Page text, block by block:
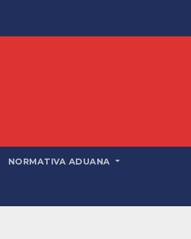
NORMATIVA ADUANA